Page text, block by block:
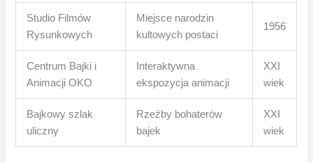
Studio Filmów
Rysunkowych
Miejsce narodzin
kultowych postaci
1956
Centrum Bajki i
Animacji OKO
Interaktywna
ekspozycja animacji
XXI
wiek
Bajkowy szlak
uliczny
Rzeźby bohaterów
bajek
XXI
wiek